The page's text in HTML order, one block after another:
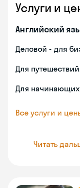
Услуги и
Английский
Деловой - для
Для путешествий
Для
Все услуги и
Читать